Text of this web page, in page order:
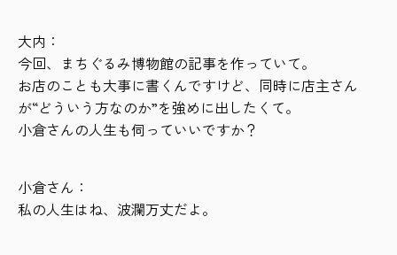
大内：
今回、まちぐるみ博物館の記事を作っていて。
お店のことも大事に書くんですけど、同時に店主さん
が“どういう方なのか”を強めに出したくて。
小倉さんの人生も伺っていいですか？
小倉さん：
私の人生はね、波瀾万丈だよ。